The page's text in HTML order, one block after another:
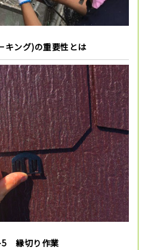
キング)の重要性とは
5 縁切り作業